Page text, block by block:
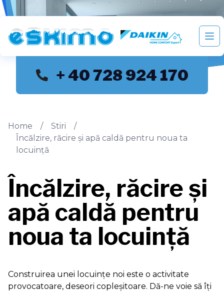
Home / Stiri
/
Încălzire, răcire şi apă caldă pentru noua ta
locuinţă
Eskimo distribuie si monteaza aparate de aer
+ 40 728 924 170
Încălzire, răcire şi
apă caldă pentru
noua ta locuinţă
Construirea unei locuinţe noi este o activitate
provocatoare, deseori copleşitoare. Dă-ne voie să îţi